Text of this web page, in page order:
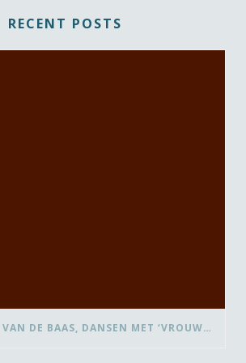
RECENT POSTS
OVER DE AUTO VAN DE BAAS, DANSEN MET ‘VROUWEN VAN’ EN BEDANK-BLOMMEN